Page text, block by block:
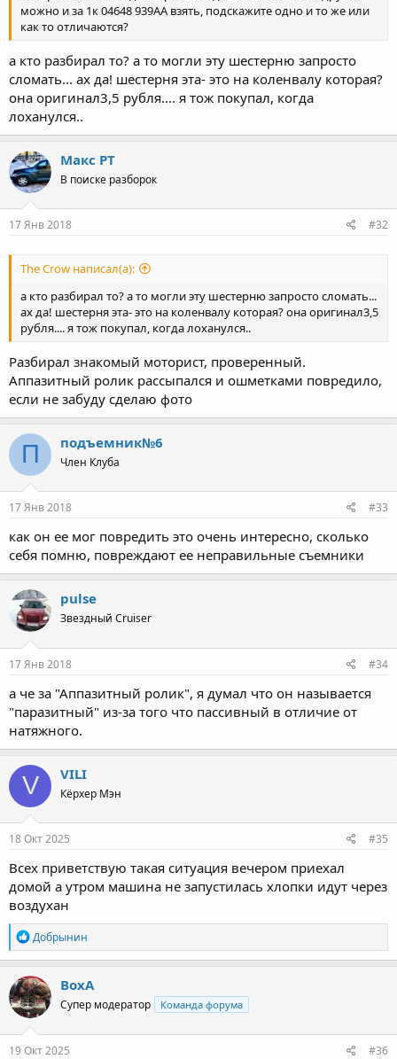
можно и за 1к 04648 939AA взять, подскажите одно и то же или
как то отличаются?
а кто разбирал то? а то могли эту шестерню запросто
сломать... ах да! шестерня эта- это на коленвалу которая?
она оригинал3,5 рубля.... я тож покупал, когда
лоханулся..
Макс PT
В поиске разборок
17 Янв 2018 #32
The Crow написал(а):
а кто разбирал то? а то могли эту шестерню запросто сломать...
ах да! шестерня эта- это на коленвалу которая? она оригинал3,5
рубля.... я тож покупал, когда лоханулся..
Разбирал знакомый моторист, проверенный.
Аппазитный ролик рассыпался и ошметками повредило,
если не забуду сделаю фото
П подъемник№6
Член Клуба
17 Янв 2018 #33
как он ее мог повредить это очень интересно, сколько
себя помню, повреждают ее неправильные съемники
pulse
Звездный Cruiser
17 Янв 2018 #34
а че за "Аппазитный ролик", я думал что он называется
"паразитный" из-за того что пассивный в отличие от
натяжного.
V VILI
Кёрхер Мэн
18 Окт 2025 #35
Всех приветствую такая ситуация вечером приехал
домой а утром машина не запустилась хлопки идут через
воздухан
Р
е
а
к
ц
и
и
:
Добрынин
ВохА
Супер модератор Команда форума
19 Окт 2025 #36